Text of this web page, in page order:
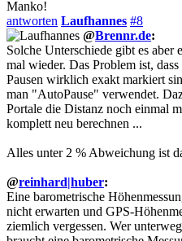
Manko!
antworten Laufhannes #8
@Brennr.de:
Solche Unterschiede gibt es
mal wieder. Das Problem ist,
Pausen wirklich exakt markiert
man "AutoPause" verwendet.
Portale die Distanz noch einmal
komplett neu berechnen ...
Alles unter 2 % Abweichung ist
@reinhard|huber:
Eine barometrische
nicht erwarten und GPS-
ziemlich vergessen. Wer